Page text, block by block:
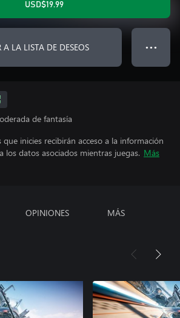
USD$19.99
A LA LISTA DE DESEOS ● ● ●
de fantasía
inicies recibirán acceso a la información
los datos asociados mientras juegas. Más
OPINIONES MÁS